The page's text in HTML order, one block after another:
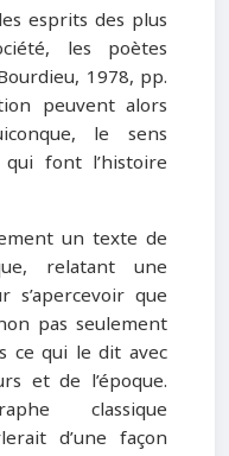
esprits des plus
les poètes
1978, pp.
peuvent alors
le sens
font l’histoire
un texte de
relatant une
que
pas seulement
ce qui le dit avec
et de l’époque.
classique
d’une façon